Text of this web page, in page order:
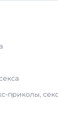
приколы,